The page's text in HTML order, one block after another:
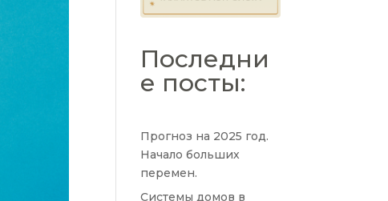
Последни
е посты:
Прогноз на 2025 год.
Начало больших
перемен.
Системы домов в